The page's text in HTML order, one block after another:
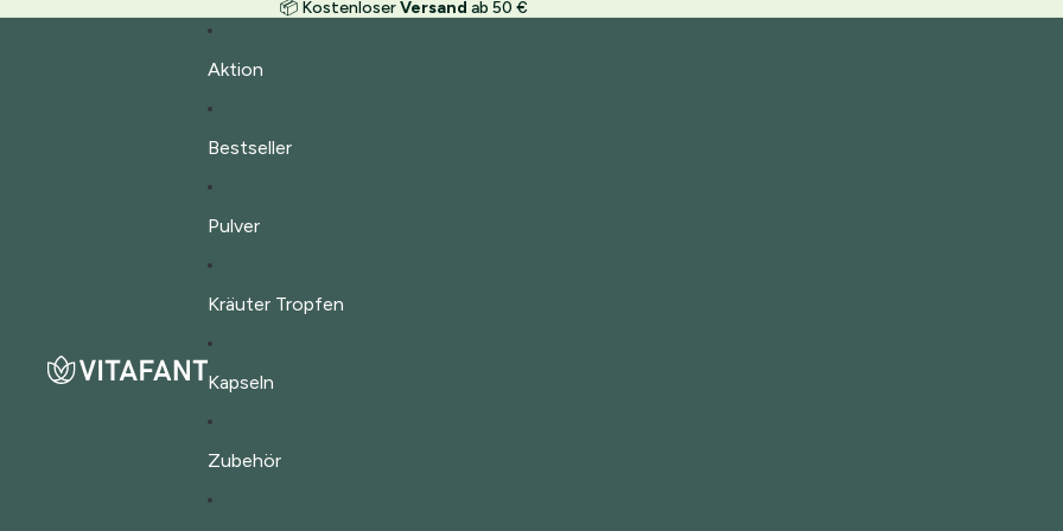
📦 KostenloserVersand ab 50 €
Aktion
Bestseller
Pulver
Kräuter Tropfen
Kapseln
Zubehör